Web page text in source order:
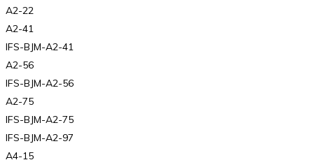
A2-22
A2-41
IFS-BJM-A2-41
A2-56
IFS-BJM-A2-56
A2-75
IFS-BJM-A2-75
IFS-BJM-A2-97
A4-15